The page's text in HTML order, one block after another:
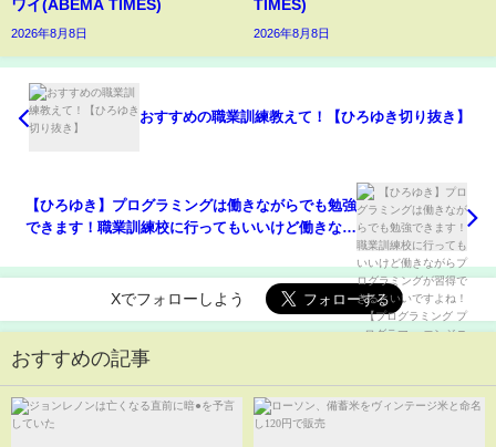
ワイ(ABEMA TIMES)
2026年8月8日
TIMES)
2026年8月8日
おすすめの職業訓練教えて！【ひろゆき切り抜き】
【ひろゆき】プログラミングは働きながらでも勉強
できます！職業訓練校に行ってもいいけど働きなが
【プログラミング プログラマー エンジニア プログ
ラマ】
Xでフォローしよう
おすすめの記事